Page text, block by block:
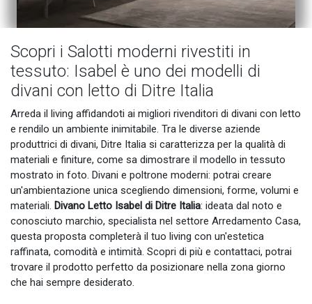
Scopri i Salotti moderni rivestiti in
tessuto: Isabel è uno dei modelli di
divani con letto di Ditre Italia
Arreda il living affidandoti ai migliori rivenditori di divani con letto
e rendilo un ambiente inimitabile. Tra le diverse aziende
produttrici di divani, Ditre Italia si caratterizza per la qualità di
materiali e finiture, come sa dimostrare il modello in tessuto
mostrato in foto. Divani e poltrone moderni: potrai creare
un'ambientazione unica scegliendo dimensioni, forme, volumi e
materiali. Divano Letto Isabel di Ditre Italia: ideata dal noto e
conosciuto marchio, specialista nel settore Arredamento Casa,
questa proposta completerà il tuo living con un'estetica
raffinata, comodità e intimità. Scopri di più e contattaci, potrai
trovare il prodotto perfetto da posizionare nella zona giorno
che hai sempre desiderato.